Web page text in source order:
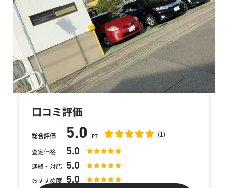
口コミ評価
総合評価 5.0 PT (1)
査定価格
連絡・対応
おすすめ度
5.0
5.0
5.0